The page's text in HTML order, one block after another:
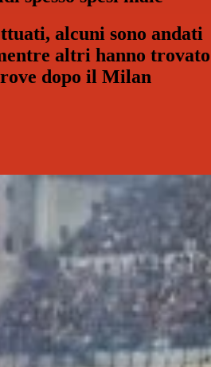
alcuni sono andati
altri hanno trovato
dopo il Milan